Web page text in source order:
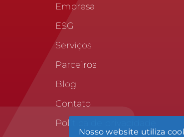
Empresa
ESG
Serviços
Parceiros
Blog
Contato
Política de privacidade
Nosso website utiliza